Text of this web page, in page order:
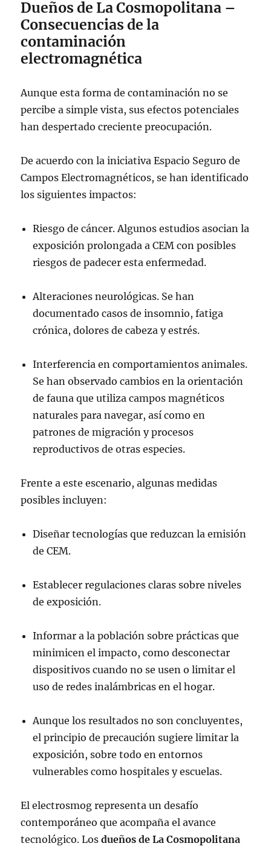
Dueños de La Cosmopolitana –
Consecuencias de la
contaminación
electromagnética
Aunque esta forma de contaminación no se
percibe a simple vista, sus efectos potenciales
han despertado creciente preocupación.
De acuerdo con la iniciativa Espacio Seguro de
Campos Electromagnéticos, se han identificado
los siguientes impactos:
Riesgo de cáncer. Algunos estudios asocian la
exposición prolongada a CEM con posibles
riesgos de padecer esta enfermedad.
Alteraciones neurológicas. Se han
documentado casos de insomnio, fatiga
crónica, dolores de cabeza y estrés.
Interferencia en comportamientos animales.
Se han observado cambios en la orientación
de fauna que utiliza campos magnéticos
naturales para navegar, así como en
patrones de migración y procesos
reproductivos de otras especies.
Frente a este escenario, algunas medidas
posibles incluyen:
Diseñar tecnologías que reduzcan la emisión
de CEM.
Establecer regulaciones claras sobre niveles
de exposición.
Informar a la población sobre prácticas que
minimicen el impacto, como desconectar
dispositivos cuando no se usen o limitar el
uso de redes inalámbricas en el hogar.
Aunque los resultados no son concluyentes,
el principio de precaución sugiere limitar la
exposición, sobre todo en entornos
vulnerables como hospitales y escuelas.
El electrosmog representa un desafío
contemporáneo que acompaña el avance
tecnológico. Losdueños de La Cosmopolitana